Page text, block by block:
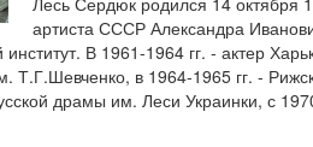
артиста СССР Александра
В 1961-1964 гг. - актер
Т.Г.Шевченко, в 1964-1965 гг. -
драмы им. Леси Украинки, с